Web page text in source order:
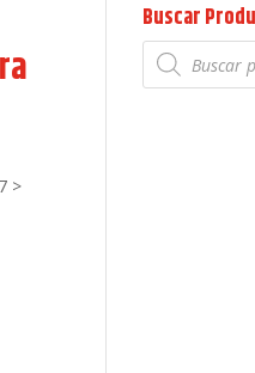
>
Buscar
Búsqueda
de
productos